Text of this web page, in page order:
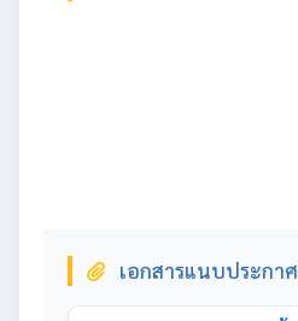
เอกสารแนบประกาศ